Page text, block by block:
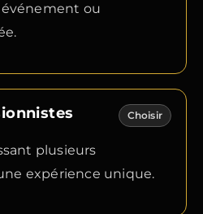
ou
Choisir
plusieurs
expérience unique.